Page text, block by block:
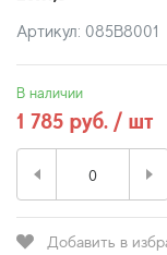
Артикул: 085В8001
В наличии
1 785 руб. / шт
Добавить в